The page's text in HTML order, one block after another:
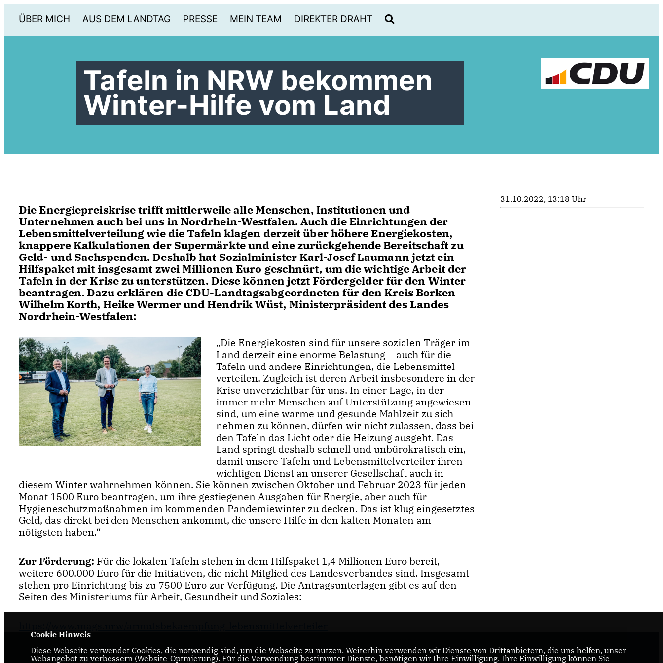
ÜBER MICH AUS DEM LANDTAG PRESSE MEIN TEAM DIREKTER DRAHT
Tafeln in NRW bekommen
Winter-Hilfe vom Land
Die Energiepreiskrise trifft mittlerweile alle Menschen, Institutionen und
Unternehmen auch bei uns in Nordrhein-Westfalen. Auch die Einrichtungen der
Lebensmittelverteilung wie die Tafeln klagen derzeit über höhere Energiekosten,
knappere Kalkulationen der Supermärkte und eine zurückgehende Bereitschaft zu
Geld- und Sachspenden. Deshalb hat Sozialminister Karl-Josef Laumann jetzt ein
Hilfspaket mit insgesamt zwei Millionen Euro geschnürt, um die wichtige Arbeit der
Tafeln in der Krise zu unterstützen. Diese können jetzt Fördergelder für den Winter
beantragen. Dazu erklären die CDU-Landtagsabgeordneten für den Kreis Borken
Wilhelm Korth, Heike Wermer und Hendrik Wüst, Ministerpräsident des Landes
Nordrhein-Westfalen:
Die Energiekosten sind für unsere sozialen Träger im
Land derzeit eine enorme Belastung – auch für die
Tafeln und andere Einrichtungen, die Lebensmittel
verteilen. Zugleich ist deren Arbeit insbesondere in der
Krise unverzichtbar für uns. In einer Lage, in der
immer mehr Menschen auf Unterstützung angewiesen
sind, um eine warme und gesunde Mahlzeit zu sich
nehmen zu können, dürfen wir nicht zulassen, dass bei
den Tafeln das Licht oder die Heizung ausgeht. Das
Land springt deshalb schnell und unbürokratisch ein,
damit unsere Tafeln und Lebensmittelverteiler ihren
wichtigen Dienst an unserer Gesellschaft auch in
diesem Winter wahrnehmen können. Sie können zwischen Oktober und Februar 2023 für jeden
Monat 1500 Euro beantragen, um ihre gestiegenen Ausgaben für Energie, aber auch für
Hygieneschutzmaßnahmen im kommenden Pandemiewinter zu decken. Das ist klug eingesetztes
Geld, das direkt bei den Menschen ankommt, die unsere Hilfe in den kalten Monaten am
nötigsten haben.“
Zur Förderung: Für die lokalen Tafeln stehen in dem Hilfspaket 1,4 Millionen Euro bereit,
weitere 600.000 Euro für die Initiativen, die nicht Mitglied des Landesverbandes sind. Insgesamt
stehen pro Einrichtung bis zu 7500 Euro zur Verfügung. Die Antragsunterlagen gibt es auf den
Seiten des Ministeriums für Arbeit, Gesundheit und Soziales:
31.10.2022, 13:18 Uhr
Cookie Hinweis
Diese Webseite verwendet Cookies, die notwendig sind, um die Webseite zu nutzen. Weiterhin verwenden wir Dienste von Drittanbietern, die uns helfen, unser
Webangebot zu verbessern (Website-Optmierung). Für die Verwendung bestimmter Dienste, benötigen wir Ihre Einwilligung. Ihre Einwilligung können Sie